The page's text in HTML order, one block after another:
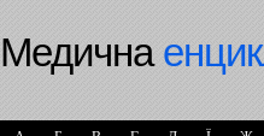
Медична